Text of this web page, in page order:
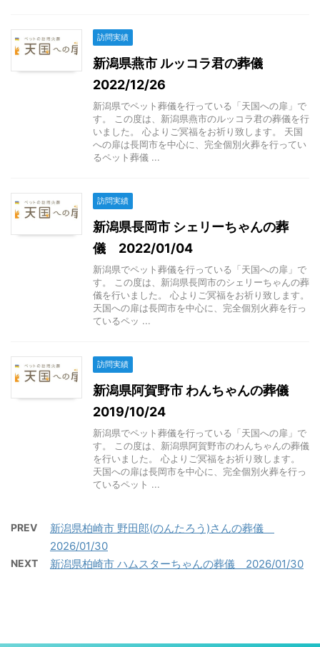
訪問実績
新潟県燕市 ルッコラ君の葬儀
2022/12/26
新潟県でペット葬儀を行っている「天国への扉」で
す。 この度は、新潟県燕市のルッコラ君の葬儀を行
いました。 心よりご冥福をお祈り致します。 天国
への扉は長岡市を中心に、完全個別火葬を行ってい
るペット葬儀 ...
訪問実績
新潟県長岡市 シェリーちゃんの葬
儀 2022/01/04
新潟県でペット葬儀を行っている「天国への扉」で
す。 この度は、新潟県長岡市のシェリーちゃんの葬
儀を行いました。 心よりご冥福をお祈り致します。
天国への扉は長岡市を中心に、完全個別火葬を行っ
ているペッ ...
訪問実績
新潟県阿賀野市 わんちゃんの葬儀
2019/10/24
新潟県でペット葬儀を行っている「天国への扉」で
す。 この度は、新潟県阿賀野市のわんちゃんの葬儀
を行いました。 心よりご冥福をお祈り致します。
天国への扉は長岡市を中心に、完全個別火葬を行っ
ているペット ...
PREV
新潟県柏崎市 野田郎(のんたろう)さんの葬儀
2026/01/30
NEXT 新潟県柏崎市 ハムスターちゃんの葬儀 2026/01/30